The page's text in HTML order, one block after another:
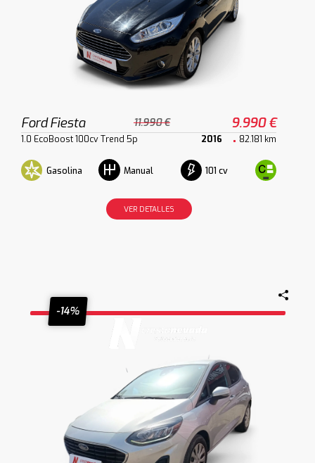
Ford Fiesta 11.990 € 9.990 €
1.0 EcoBoost 100cv Trend 5p 2016 82.181 km
Gasolina Manual 101 cv
VER DETALLES
-14%